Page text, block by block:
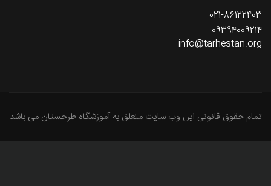
021-86122403
09394009214
info@tarhestan.org
تمام حقوق قانونی این وب سایت متعلق به آموزشگاه طرحستان می باشد